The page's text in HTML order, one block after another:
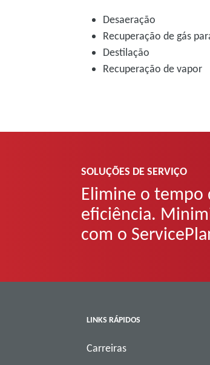
Desaeração
Recuperação de gás
Destilação
Recuperação de vapor
SOLUÇÕES DE SERVIÇO
Elimine o tempo
eficiência.
com o
LINKS RÁPIDOS
Carreiras